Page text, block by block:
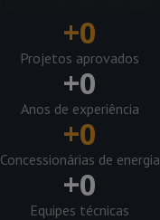
+0
Projetos aprovados
+0
Anos de experiência
+0
Concessionárias de energia
+0
Equipes técnicas